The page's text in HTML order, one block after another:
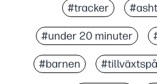
#tracker
#under 20 minuter
#barnen